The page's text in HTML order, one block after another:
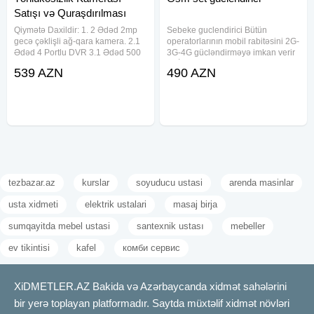
Satışı və Quraşdırılması
Kompaniyası
Qiymətə Daxildir: 1. 2 Ədəd 2mp
gecə çəklişli ağ-qara kamera. 2.1
Ədəd 4 Portlu DVR 3.1 Ədəd 500
BNC 6.1 Ədəd 12V 10 A adaptor
539 AZN
Sebeke guclendirici Bütün
operatorlarının mobil rabitəsini 2G-
3G-4G gücləndirməyə imkan verir
və ya iş yerlərinizdə set zəifdirsə
490 AZN
tezbazar.az kurslar soyuducu ustasi arenda masinlar
usta xidmeti elektrik ustalari masaj birja
sumqayitda mebel ustasi santexnik ustası mebeller
ev tikintisi kafel комби сервис
XiDMETLER.AZ Bakida və Azərbaycanda xidmət sahələrini
bir yerə toplayan platformadır. Saytda müxtəlif xidmət növləri